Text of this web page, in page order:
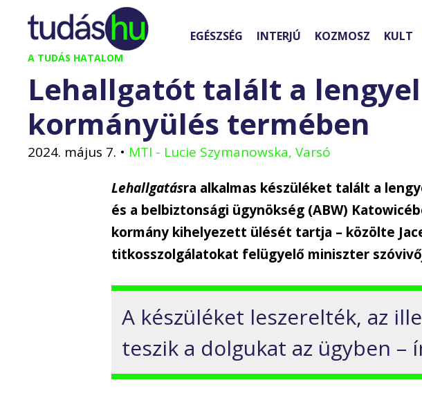
Kilépés
tartalomba
A TUDÁS HATALOM
EGÉSZSÉG INTERJÚ KOZMOSZ KULT
Lehallgatót talált a
kormányülés termében
2024. május 7. • MTI - Lucie Szymanowska, Varsó
Lehallgatásra alkalmas készüléket talált a
és a belbiztonsági ügynökség (ABW)
kormány kihelyezett ülését tartja – közölte
titkosszolgálatokat felügyelő miniszter
A készüléket leszerelték, az
teszik a dolgukat az ügyben –